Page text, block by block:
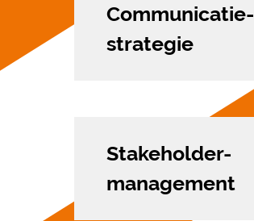
Communicatie­
strategie
Stakeholder­
management